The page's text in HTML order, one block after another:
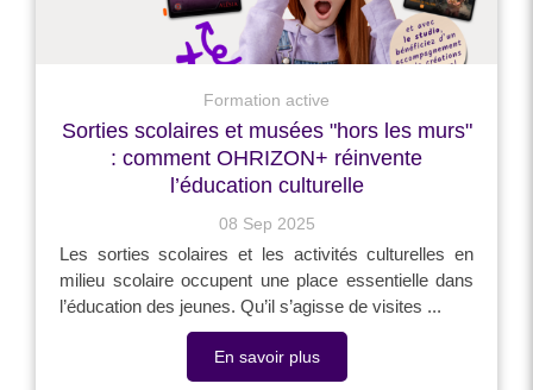
Formation active
Sorties scolaires et musées "hors les murs"
: comment OHRIZON+ réinvente
l’éducation culturelle
08 Sep 2025
Les sorties scolaires et les activités culturelles en
milieu scolaire occupent une place essentielle dans
l’éducation des jeunes. Qu’il s’agisse de visites ...
En savoir plus